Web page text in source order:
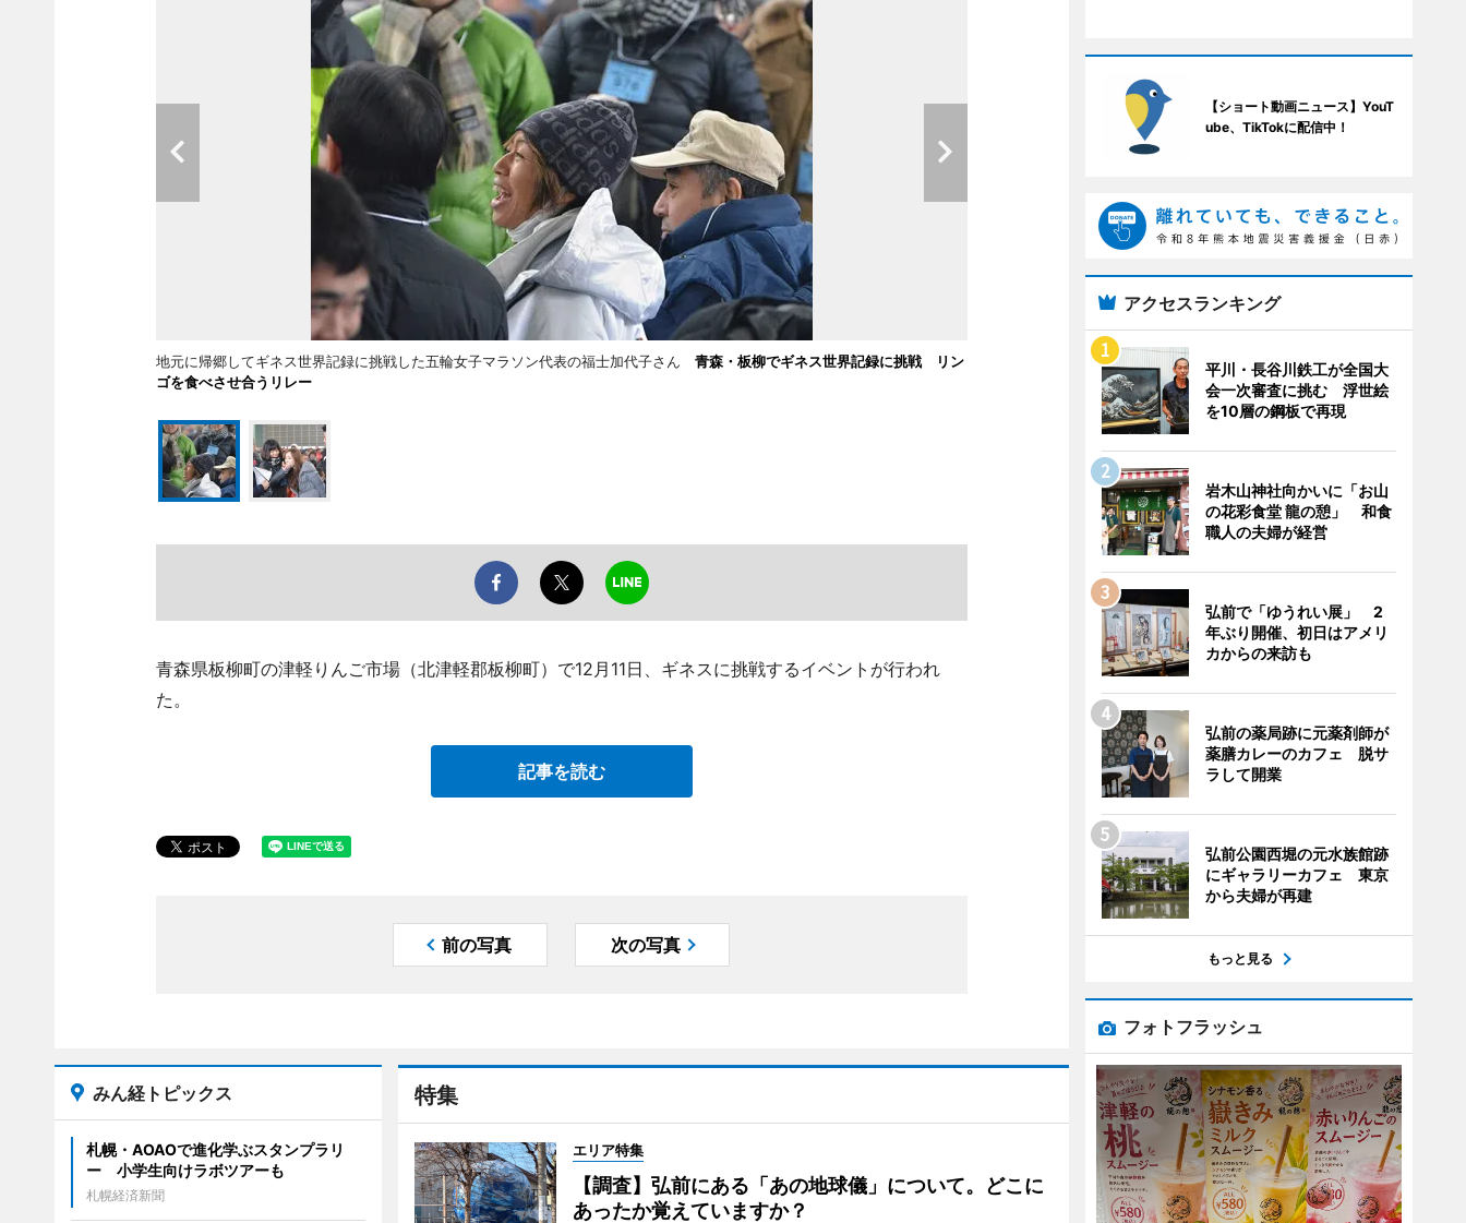
地元に帰郷してギネス世界記録に挑戦した五輪女子マラソン代表の福士加代子さん 青森・板柳でギネス世界記録に挑戦 リン
ゴを食べさせ合うリレー
青森県板柳町の津軽りんご市場（北津軽郡板柳町）で12月11日、ギネスに挑戦するイベントが行われ
た。
記事を読む
前の写真 次の写真
特集
エリア特集
【調査】弘前にある「あの地球儀」について。どこに
あったか覚えていますか？
みん経トピックス
札幌・AOAOで進化学ぶスタンプラリ
ー 小学生向けラボツアーも
札幌経済新聞
【ショート動画ニュース】YouT
ube、TikTokに配信中！
アクセスランキング
平川・長谷川鉄工が全国大
会一次審査に挑む 浮世絵
を10層の鋼板で再現
岩木山神社向かいに「お山
の花彩食堂 龍の憩」 和食
職人の夫婦が経営
弘前で「ゆうれい展」 2
年ぶり開催、初日はアメリ
カからの来訪も
弘前の薬局跡に元薬剤師が
薬膳カレーのカフェ 脱サ
ラして開業
弘前公園西堀の元水族館跡
にギャラリーカフェ 東京
から夫婦が再建
もっと見る
フォトフラッシュ